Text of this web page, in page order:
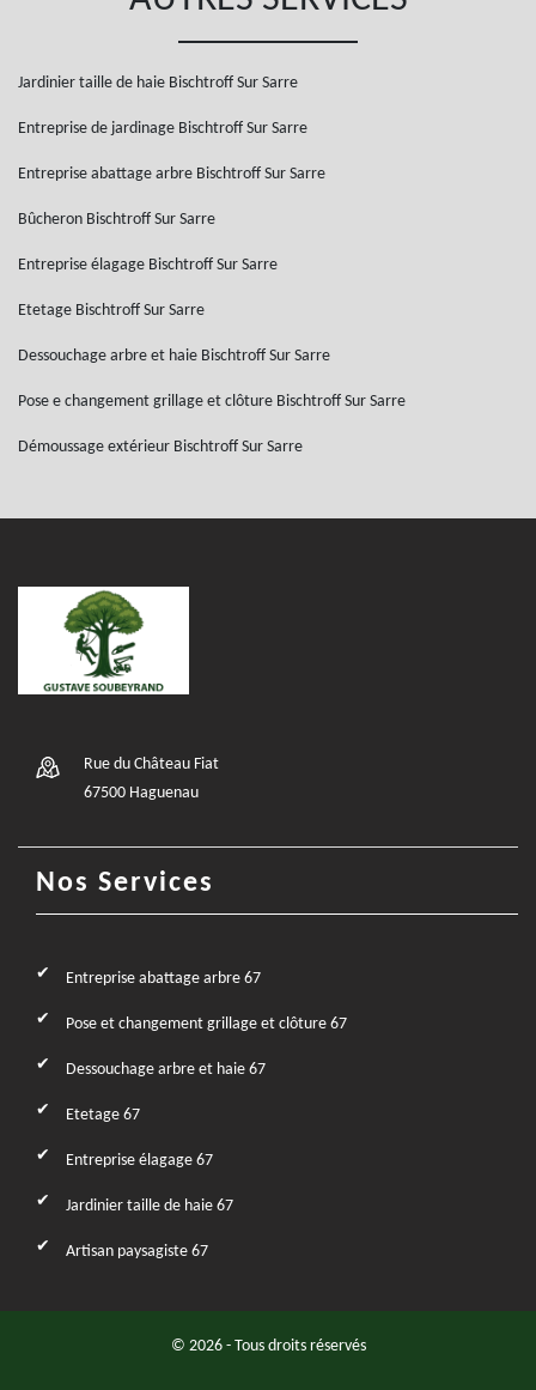
Jardinier taille de haie Bischtroff Sur Sarre
Entreprise de jardinage Bischtroff Sur Sarre
Entreprise abattage arbre Bischtroff Sur Sarre
Bûcheron Bischtroff Sur Sarre
Entreprise élagage Bischtroff Sur Sarre
Etetage Bischtroff Sur Sarre
Dessouchage arbre et haie Bischtroff Sur Sarre
Pose e changement grillage et clôture Bischtroff Sur Sarre
Démoussage extérieur Bischtroff Sur Sarre
Rue du Château Fiat
67500 Haguenau
Nos Services
Entreprise abattage arbre 67
Pose et changement grillage et clôture 67
Dessouchage arbre et haie 67
Etetage 67
Entreprise élagage 67
Jardinier taille de haie 67
Artisan paysagiste 67
© 2026 - Tous droits réservés